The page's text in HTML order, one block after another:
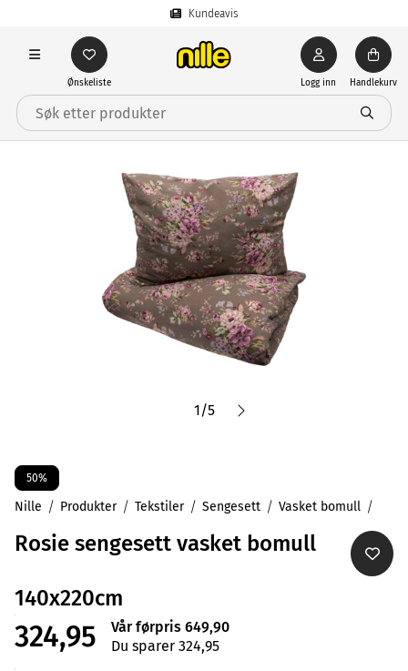
Kundeavis
Ønskeliste Logg inn Handlekurv
1/5
50%
Nille Produkter Tekstiler Sengesett Vasket bomull
Rosie sengesett vasket bomull
140x220cm
324,95
Vår førpris 649,90
Du sparer 324,95